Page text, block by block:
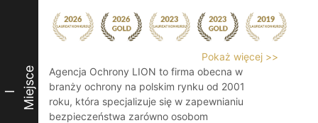
I Miejsce
Pokaż więcej >>
Agencja Ochrony LION to firma obecna w
branży ochrony na polskim rynku od 2001
roku, która specjalizuje się w zapewnianiu
bezpieczeństwa zarówno osobom